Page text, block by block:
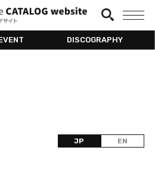
DISCOGRAPHY
JP EN